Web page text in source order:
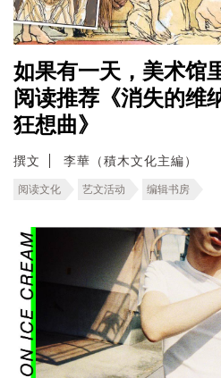
如果有一天，美术馆
阅读推荐《消失的维
狂想曲》
撰文 李華（積木文化主編）
阅读文化 艺文活动 编辑书房